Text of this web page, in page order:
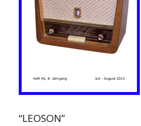
“LEOSON”